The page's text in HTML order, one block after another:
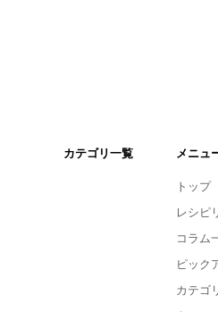
カテゴリ一覧 メニュ
トップ
レシピ
コラム
ピック
カテゴ